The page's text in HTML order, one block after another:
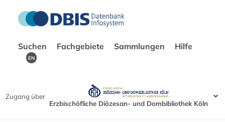
Suchen Fachgebiete Sammlungen Hilfe
EN
Zugang über
Erzbischöfliche Diözesan- und Dombibliothek Köln